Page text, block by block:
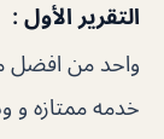
التقرير الأول :
واحد من افضل
خدمه ممتازه و